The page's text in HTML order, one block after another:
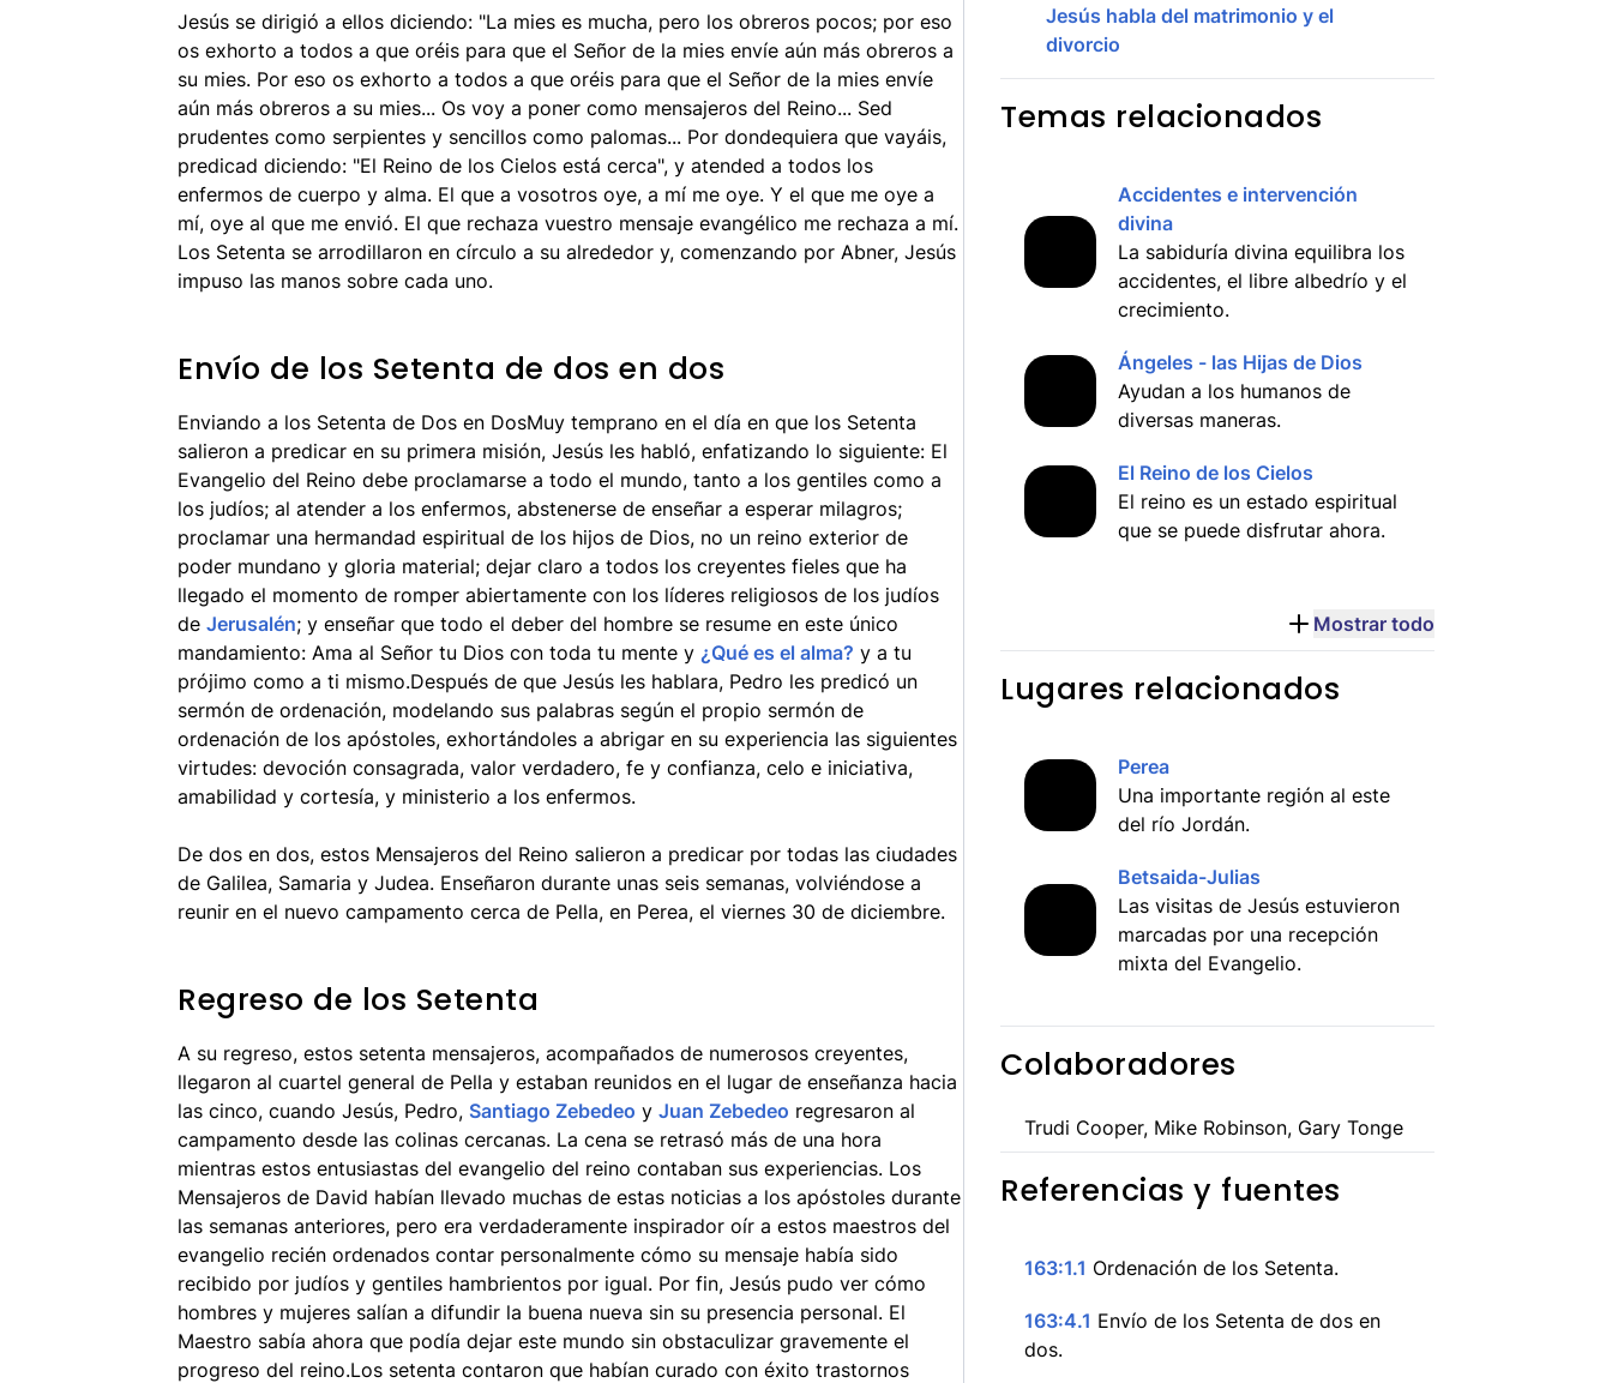
Jesús se dirigió a ellos diciendo: "La mies es mucha, pero los obreros pocos; por eso
os exhorto a todos a que oréis para que el Señor de la mies envíe aún más obreros a
su mies. Por eso os exhorto a todos a que oréis para que el Señor de la mies envíe
aún más obreros a su mies... Os voy a poner como mensajeros del Reino... Sed
prudentes como serpientes y sencillos como palomas... Por dondequiera que vayáis,
predicad diciendo: "El Reino de los Cielos está cerca", y atended a todos los
enfermos de cuerpo y alma. El que a vosotros oye, a mí me oye. Y el que me oye a
mí, oye al que me envió. El que rechaza vuestro mensaje evangélico me rechaza a mí.
Los Setenta se arrodillaron en círculo a su alrededor y, comenzando por Abner, Jesús
impuso las manos sobre cada uno.
Envío de los Setenta de dos en dos
Enviando a los Setenta de Dos en DosMuy temprano en el día en que los Setenta
salieron a predicar en su primera misión, Jesús les habló, enfatizando lo siguiente: El
Evangelio del Reino debe proclamarse a todo el mundo, tanto a los gentiles como a
los judíos; al atender a los enfermos, abstenerse de enseñar a esperar milagros;
proclamar una hermandad espiritual de los hijos de Dios, no un reino exterior de
poder mundano y gloria material; dejar claro a todos los creyentes fieles que ha
llegado el momento de romper abiertamente con los líderes religiosos de los judíos
de Jerusalén; y enseñar que todo el deber del hombre se resume en este único
mandamiento: Ama al Señor tu Dios con toda tu mente y ¿Qué es el alma? y a tu
prójimo como a ti mismo.Después de que Jesús les hablara, Pedro les predicó un
sermón de ordenación, modelando sus palabras según el propio sermón de
ordenación de los apóstoles, exhortándoles a abrigar en su experiencia las siguientes
virtudes: devoción consagrada, valor verdadero, fe y confianza, celo e iniciativa,
amabilidad y cortesía, y ministerio a los enfermos.
De dos en dos, estos Mensajeros del Reino salieron a predicar por todas las ciudades
de Galilea, Samaria y Judea. Enseñaron durante unas seis semanas, volviéndose a
reunir en el nuevo campamento cerca de Pella, en Perea, el viernes 30 de diciembre.
Regreso de los Setenta
A su regreso, estos setenta mensajeros, acompañados de numerosos creyentes,
llegaron al cuartel general de Pella y estaban reunidos en el lugar de enseñanza hacia
las cinco, cuando Jesús, Pedro, Santiago Zebedeo y Juan Zebedeo regresaron al
campamento desde las colinas cercanas. La cena se retrasó más de una hora
mientras estos entusiastas del evangelio del reino contaban sus experiencias. Los
Mensajeros de David habían llevado muchas de estas noticias a los apóstoles durante
las semanas anteriores, pero era verdaderamente inspirador oír a estos maestros del
evangelio recién ordenados contar personalmente cómo su mensaje había sido
recibido por judíos y gentiles hambrientos por igual. Por fin, Jesús pudo ver cómo
hombres y mujeres salían a difundir la buena nueva sin su presencia personal. El
Maestro sabía ahora que podía dejar este mundo sin obstaculizar gravemente el
progreso del reino.Los setenta contaron que habían curado con éxito trastornos
Jesús habla del matrimonio y el
divorcio
Temas relacionados
Accidentes e intervención
divina
La sabiduría divina equilibra los
accidentes, el libre albedrío y el
crecimiento.
Ángeles - las Hijas de Dios
Ayudan a los humanos de
diversas maneras.
El Reino de los Cielos
El reino es un estado espiritual
que se puede disfrutar ahora.
Mostrar todo
Lugares relacionados
Perea
Una importante región al este
del río Jordán.
Betsaida-Julias
Las visitas de Jesús estuvieron
marcadas por una recepción
mixta del Evangelio.
Colaboradores
Trudi Cooper, Mike Robinson, Gary Tonge
Referencias y fuentes
163:1.1 Ordenación de los Setenta.
163:4.1 Envío de los Setenta de dos en
dos.